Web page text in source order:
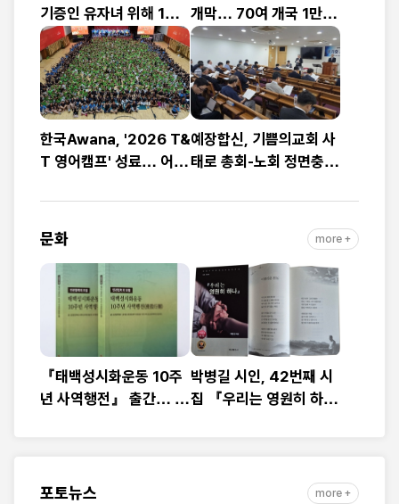
기증인 유자녀 위해 1천
만 원 기부
개막… 70여 개국 1만2
천여 명 참가
한국Awana, '2026 T&
T 영어캠프' 성료… 어린
로 하나
예장합신, 기쁨의교회 사
태로 총회-노회 정면충
‘빨간불’
문화 more +
『태백성시화운동 10주
년 사역행전』 출간… 교
박병길 시인, 42번째 시
집 『우리는 영원히 하
포토뉴스 more +